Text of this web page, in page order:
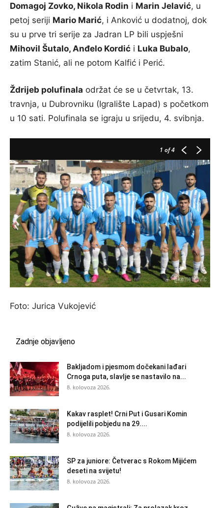
Domagoj Zovko, Nikola Rodin i Marin Jelavić, u
petoj seriji Mario Marić, i Anković u dodatnoj, dok
su u prve tri serije za Jadran LP bili uspješni
Mihovil Šutalo, Anđelo Kordić i Luka Bubalo,
zatim Stanić, ali ne potom Kalfić i Perić.
Ždrijeb polufinala održat će se u četvrtak, 13.
travnja, u Dubrovniku (Igralište Lapad) s početkom
u 10 sati. Polufinala se igraju u srijedu, 4. svibnja.
1 of 4
Foto: Jurica Vukojević
Zadnje objavljeno
Bakljadom i pjesmom dočekani lađari
Crnoga puta, slavlje se nastavilo na...
8. kolovoza 2026.
Kakav rasplet! Crni Put i Gusari Komin
podijelili pobjedu na 29....
8. kolovoza 2026.
SP za juniore: Četverac s Rokom Mijićem
deseti na svijetu!
8. kolovoza 2026.